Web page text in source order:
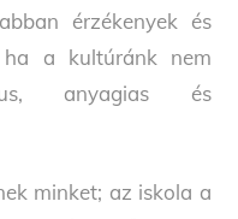
érzékenyek és
ha a kultúránk nem
anyagias és
minket; az iskola a